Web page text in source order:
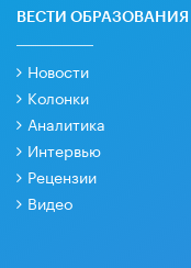
ВЕСТИ ОБРАЗОВАНИЯ
Новости
Колонки
Аналитика
Интервью
Рецензии
Видео